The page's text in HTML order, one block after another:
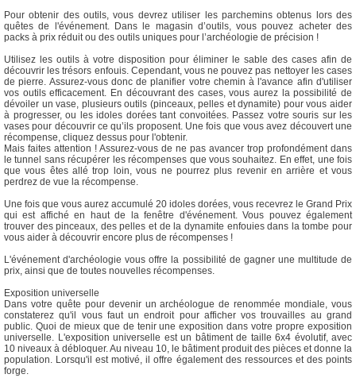
Pour obtenir des outils, vous devrez utiliser les parchemins obtenus lors des
quêtes de l'événement. Dans le magasin d’outils, vous pouvez acheter des
packs à prix réduit ou des outils uniques pour l’archéologie de précision !
Utilisez les outils à votre disposition pour éliminer le sable des cases afin de
découvrir les trésors enfouis. Cependant, vous ne pouvez pas nettoyer les cases
de pierre. Assurez-vous donc de planifier votre chemin à l'avance afin d'utiliser
vos outils efficacement. En découvrant des cases, vous aurez la possibilité de
dévoiler un vase, plusieurs outils (pinceaux, pelles et dynamite) pour vous aider
à progresser, ou les idoles dorées tant convoitées. Passez votre souris sur les
vases pour découvrir ce qu’ils proposent. Une fois que vous avez découvert une
récompense, cliquez dessus pour l'obtenir.
Mais faites attention ! Assurez-vous de ne pas avancer trop profondément dans
le tunnel sans récupérer les récompenses que vous souhaitez. En effet, une fois
que vous êtes allé trop loin, vous ne pourrez plus revenir en arrière et vous
perdrez de vue la récompense.
Une fois que vous aurez accumulé 20 idoles dorées, vous recevrez le Grand Prix
qui est affiché en haut de la fenêtre d'événement. Vous pouvez également
trouver des pinceaux, des pelles et de la dynamite enfouies dans la tombe pour
vous aider à découvrir encore plus de récompenses !
L'événement d'archéologie vous offre la possibilité de gagner une multitude de
prix, ainsi que de toutes nouvelles récompenses.
Exposition universelle
Dans votre quête pour devenir un archéologue de renommée mondiale, vous
constaterez qu'il vous faut un endroit pour afficher vos trouvailles au grand
public. Quoi de mieux que de tenir une exposition dans votre propre exposition
universelle. L'exposition universelle est un bâtiment de taille 6x4 évolutif, avec
10 niveaux à débloquer. Au niveau 10, le bâtiment produit des pièces et donne la
population. Lorsqu'il est motivé, il offre également des ressources et des points
forge.